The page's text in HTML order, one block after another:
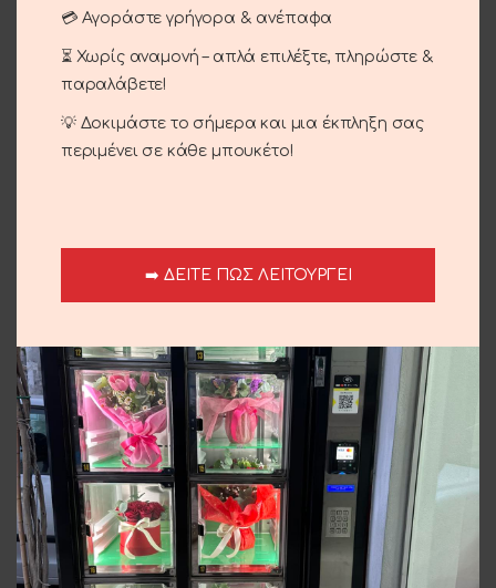
Επέτειος , Έρωτας
Share:
Περιγραφή
Παραθυράκι με τριαντάφυλλο.
Σχετικά προϊόντα
Λευκά Τριαντάφυλλα Κόκκινα Τριαντάφυλλα
💳 Αγοράστε γρήγορα & ανέπαφα
⏳ Χωρίς αναμονή – απλά επιλέξτε, πληρώστε &
παραλάβετε!
💡 Δοκιμάστε το σήμερα και μια έκπληξη σας
περιμένει σε κάθε μπουκέτο!
➡️ ΔΕΙΤΕ ΠΩΣ ΛΕΙΤΟΥΡΓΕΙ